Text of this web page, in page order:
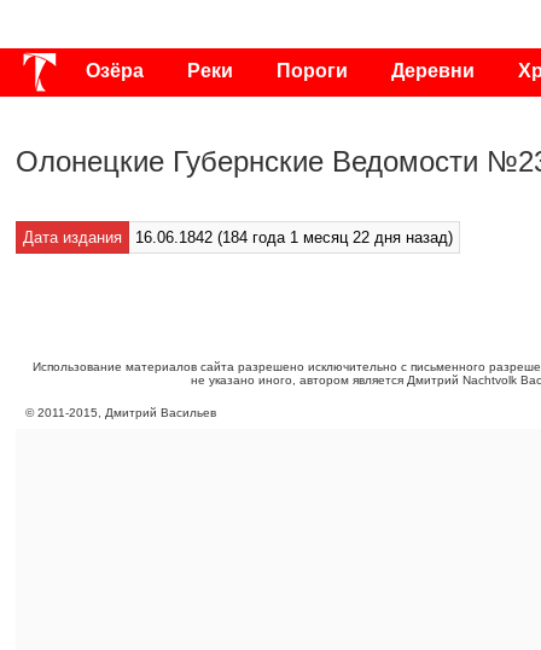
Озёра Реки Пороги Деревни
Олонецкие Губернские Ведомости
Дата издания 16.06.1842 (184 года 1 месяц 22 дня назад)
Использование материалов сайта разрешено исключительно с письменного
не указано иного, автором является Дмитрий Nachtvolk
©2011-2015 , Дмитрий Васильев